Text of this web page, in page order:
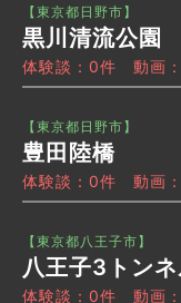
【東京都日野市】
黒川清流公園
体験談：0件 動画
【東京都日野市】
豊田陸橋
体験談：0件 動画
【東京都八王子市】
八王子3トン
体験談：0件 動画